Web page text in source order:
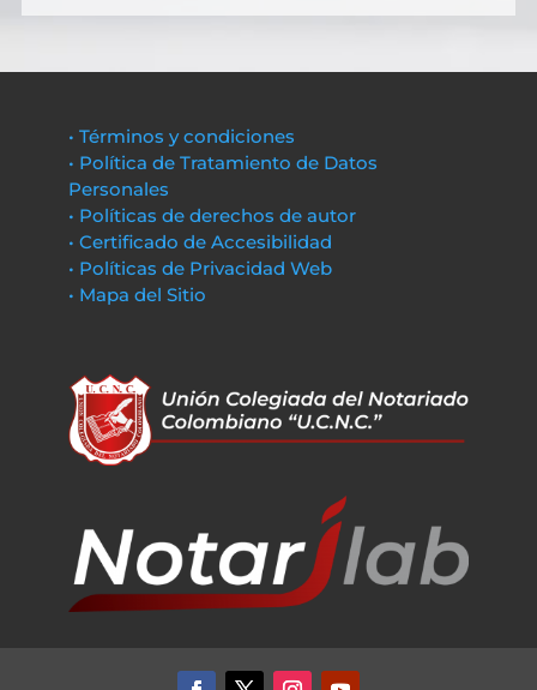
• Términos y condiciones
• Política de Tratamiento de Datos
Personales
• Políticas de derechos de autor
• Certificado de Accesibilidad
• Políticas de Privacidad Web
• Mapa del Sitio